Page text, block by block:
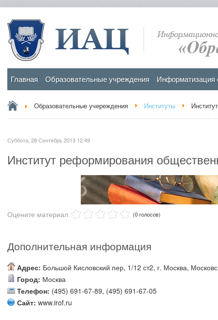
Главная Образовательные учреждения Информатизация
Образовательные учереждения Институты
Суббота, 28 Сентябрь 2013 12:49
Институт реформирования
Оцените материал (0 голосов)
Дополнительная информация
Адрес: Большой Кисловский пер, 1/12 ст2, г. Москва,
Город: Москва
Телефон: (495) 691-67-89, (495) 691-67-05
Сайт: www.irof.ru